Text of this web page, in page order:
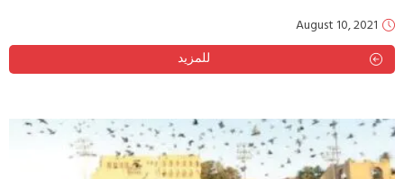
August 10, 2021
للمزيد